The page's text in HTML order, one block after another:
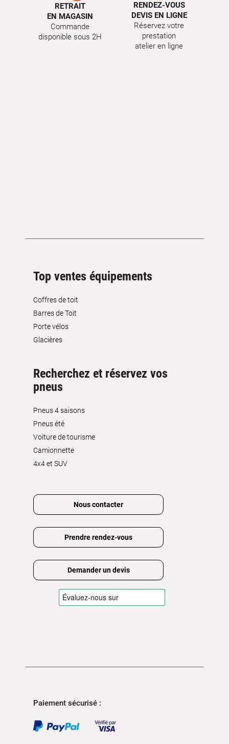
RETRAIT
EN MAGASIN
Commande
disponible sous 2H
RENDEZ-VOUS
DEVIS EN LIGNE
Réservez votre
prestation
atelier en ligne
Top ventes équipements
Coffres de toit
Barres de Toit
Porte vélos
Glacières
Recherchez et réservez vos
pneus
Pneus 4 saisons
Pneus été
Voiture de tourisme
Camionnette
4x4 et SUV
Nous contacter
Prendre rendez-vous
Demander un devis
Paiement sécurisé :